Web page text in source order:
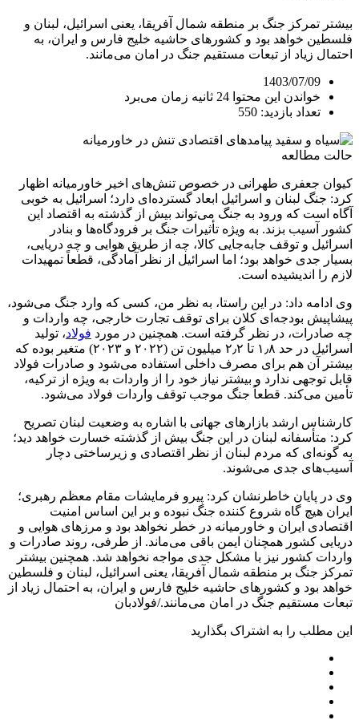
بیشتر تمرکز جنگ بر منطقه شمال آفریقا، یعنی اسرائیل، لبنان و
فلسطین خواهد بود و کشورهای حاشیه خلیج فارس و ایران، به
احتمال زیاد از تبعات مستقیم جنگ در امان می‌مانند.
1403/07/09
خواندن این محتوا 24 ثانیه زمان می‌برد
تعداد بازدید: 550
حالت مطالعه
کیوان جعفری طهرانی در خصوص تنش‌های اخیر خاورمیانه اظهار
کرد: جنگ لبنان و اسرائیل ابعاد گسترده‌ای دارد؛ اسرائیل به خوبی
آگاه است که ورود به جنگ می‌تواند بیش از گذشته به اقتصاد این
کشور آسیب بزند. به ویژه تأثیرات جنگ بر فرودگاه‌ها و بنادر
اسرائیل و توقف جابه‌جایی کالا، چه از طریق هوایی و چه دریایی،
بسیار جدی خواهد بود؛ اما اسرائیل از نظر آمادگی، قطعاً تمهیدات
لازم را اندیشیده است.
وی ادامه داد: در این راستا، به نظر من، کسی که وارد جنگ می‌شود،
پیشاپیش بودجه‌ای کلان برای توقف تجارت خارجی، چه واردات و
چه صادرات، در نظر گرفته است. همچنین در مورد فولاد، تولید
اسرائیل در حد ۱٫۸ تا ۲٫۲ میلیون تن (۲۰۲۲ و ۲۰۲۳) متغیر بوده که
بیشتر آن هم برای مصرف داخلی استفاده می‌شود و صادرات فولاد
قابل توجهی ندارد و بیشتر نیاز خود را از واردات به ویژه از ترکیه،
تأمین می‌کند. قطعاً جنگ موجب توقف واردات فولاد می‌شود.
کارشناس ارشد بازارهای جهانی با اشاره به وضعیت لبنان تصریح
کرد: متأسفانه لبنان در این جنگ بیش از گذشته خسارت خواهد دید؛
به گونه‌ای که مردم لبنان از نظر اقتصادی و زیرساختی دچار
آسیب‌های جدی می‌شوند.
وی در پایان خاطرنشان کرد: پیرو فرمایشات مقام معظم رهبری؛
ایران هیچ گاه شروع کننده جنگ نبوده و بر این اساس امنیت
اقتصادی ایران و خاورمیانه در خطر نخواهد بود و مرزهای هوایی و
دریایی کشور همچنان ایمن باقی می‌ماند. از طرفی، روند صادرات و
واردات کشور نیز با مشکل جدی مواجه نخواهد شد. همچنین بیشتر
تمرکز جنگ بر منطقه شمال آفریقا، یعنی اسرائیل، لبنان و فلسطین
خواهد بود و کشورهای حاشیه خلیج فارس و ایران، به احتمال زیاد از
تبعات مستقیم جنگ در امان می‌مانند./فولادبان
این مطلب را به اشتراک بگذارید